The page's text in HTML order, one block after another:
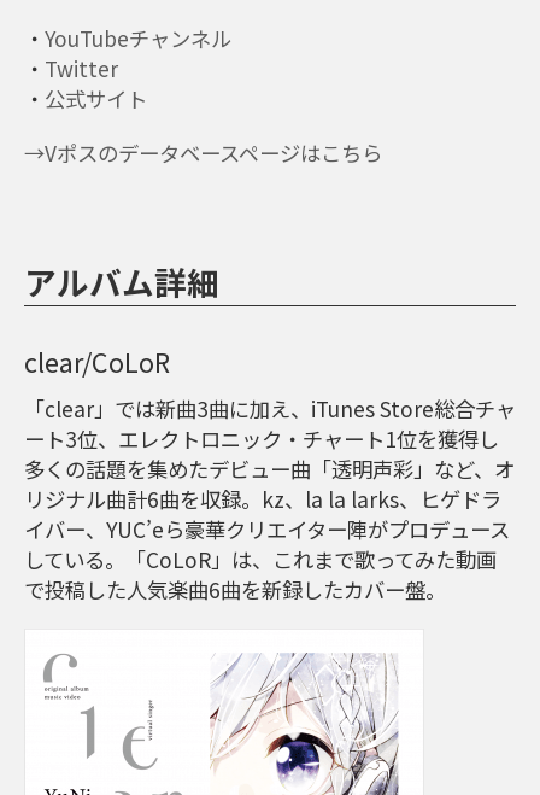
・ YouTubeチャンネル
・ Twitter
・ 公式サイト
→Vポスのデータベースページはこちら
アルバム詳細
clear/CoLoR
「clear」では新曲3曲に加え、iTunes Store総合チャ
ート3位、エレクトロニック・チャート1位を獲得し
多くの話題を集めたデビュー曲「透明声彩」など、オ
リジナル曲計6曲を収録。kz、la la larks、ヒゲドラ
イバー、YUC’eら豪華クリエイター陣がプロデュース
している。「CoLoR」は、これまで歌ってみた動画
で投稿した人気楽曲6曲を新録したカバー盤。